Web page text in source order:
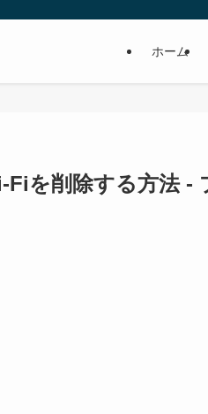
ホーム
Fiを削除する方法 -